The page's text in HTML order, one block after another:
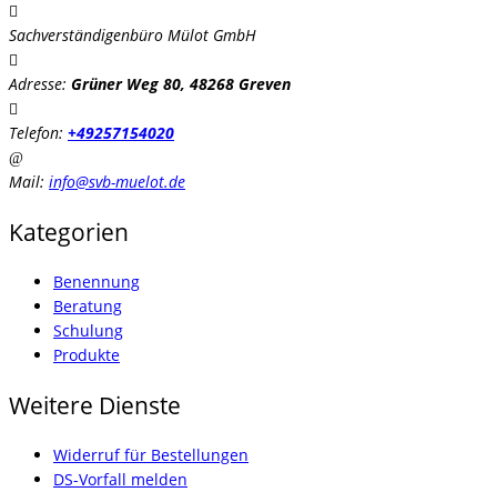
Sachverständigenbüro Mülot GmbH
Adresse: Grüner Weg 80, 48268 Greven
Telefon: +49257154020
Mail: info@svb-muelot.de
Kategorien
Benennung
Beratung
Schulung
Produkte
Weitere Dienste
Widerruf für Bestellungen
DS-Vorfall melden